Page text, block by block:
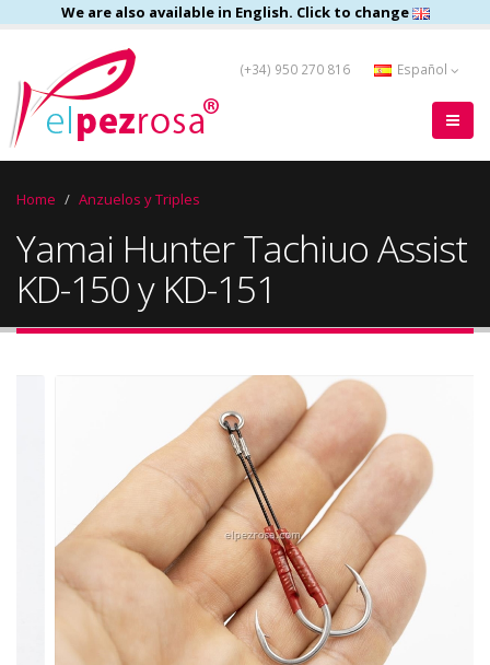
We are also available in English. Click to change
(+34) 950 270 816 Español
Home Anzuelos y Triples
Yamai Hunter Tachiuo Assist
KD-150 y KD-151